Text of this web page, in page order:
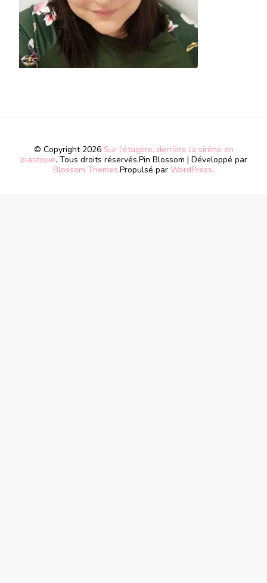
© Copyright 2026 Sur l'étagère, derrière la sirène en
plastique. Tous droits réservés.Pin Blossom | Développé par
Blossom Themes.Propulsé par WordPress.